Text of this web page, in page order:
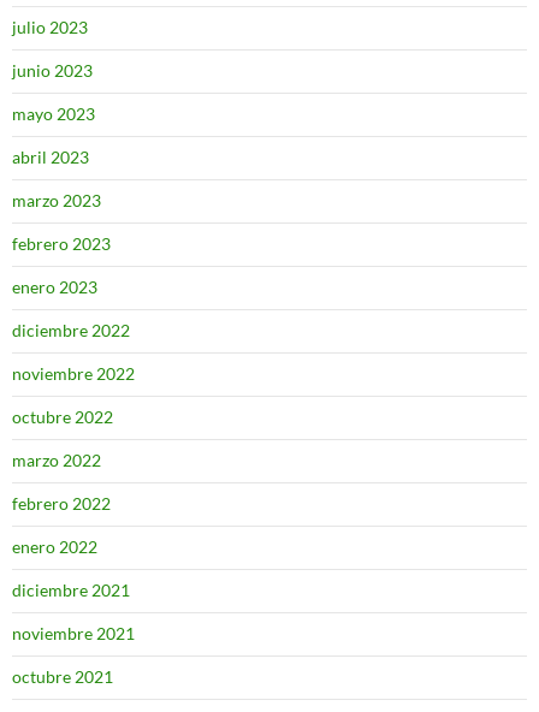
julio 2023
junio 2023
mayo 2023
abril 2023
marzo 2023
febrero 2023
enero 2023
diciembre 2022
noviembre 2022
octubre 2022
marzo 2022
febrero 2022
enero 2022
diciembre 2021
noviembre 2021
octubre 2021